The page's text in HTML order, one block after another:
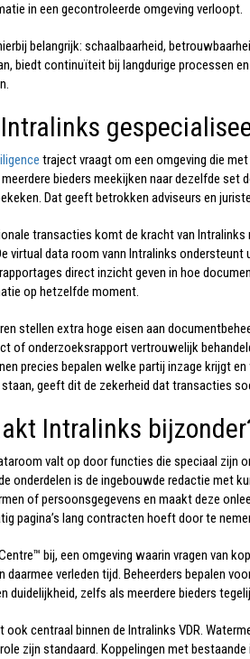
in een gecontroleerde omgeving verloopt.
belangrijk: schaalbaarheid,
biedt continuïteit bij langdurige processen
traject vraagt om een omgeving die
bieders meekijken naar dezelfde
Dat geeft betrokken adviseurs en
transacties komt de kracht van Intralinks
virtual data room vann Intralinks
direct inzicht geven in hoe
op hetzelfde moment.
stellen extra hoge eisen aan
of onderzoeksrapport vertrouwelijk
precies bepalen welke partij inzage krijgt
geeft dit de zekerheid dat transacties
Intralinks
valt op door functies die speciaal zijn
onderdelen is de ingebouwde redactie met
of persoonsgegevens en maakt deze
pagina’s lang contracten hoeft door te
bij, een omgeving waarin vragen van
daarmee verleden tijd. Beheerders bepalen
duidelijkheid, zelfs als meerdere bieders
ook centraal binnen de I ntralinks VDR.
zijn standaard. Koppelingen met